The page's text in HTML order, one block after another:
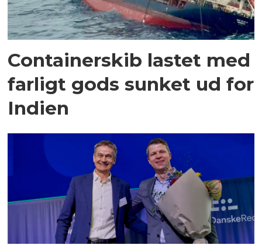
Containerskib lastet med
farligt gods sunket ud for
Indien